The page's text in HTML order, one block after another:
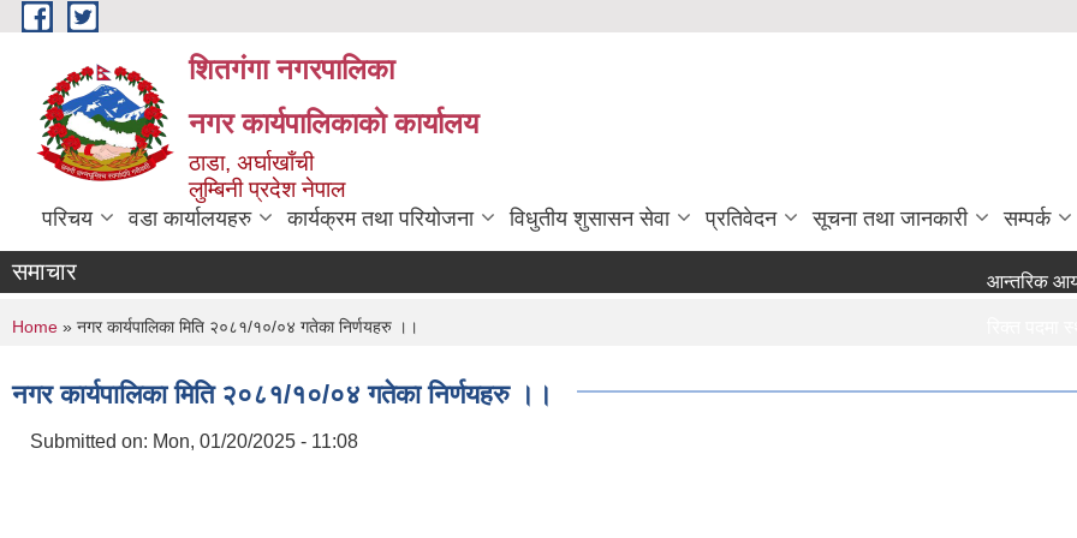
Skip to main content
शितगंगा नगरपालिका
नगर कार्यपालिकाकाे कार्यालय
ठाडा, अर्घाखाँची
लुम्बिनी प्रदेश नेपाल
परिचय वडा कार्यालयहरु कार्यक्रम तथा परियोजना विधुतीय शुसासन सेवा प्रतिवेदन सूचना तथा जानकारी सम्पर्क
समाचार आन्तरिक आय
You are here
Home » नगर कार्यपालिका मिति २०८१/१०/०४ गतेका निर्णयहरु ।।
नगर कार्यपालिका मिति २०८१/१०/०४ गतेका निर्णयहरु ।।
Submitted on: Mon, 01/20/2025 - 11:08